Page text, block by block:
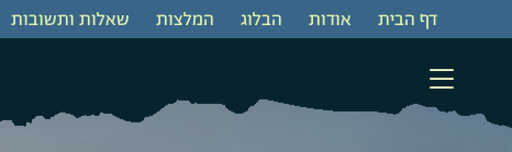
דף הבית ‫אודות‬ ‫הבלוג המלצות שאלות ותשובות